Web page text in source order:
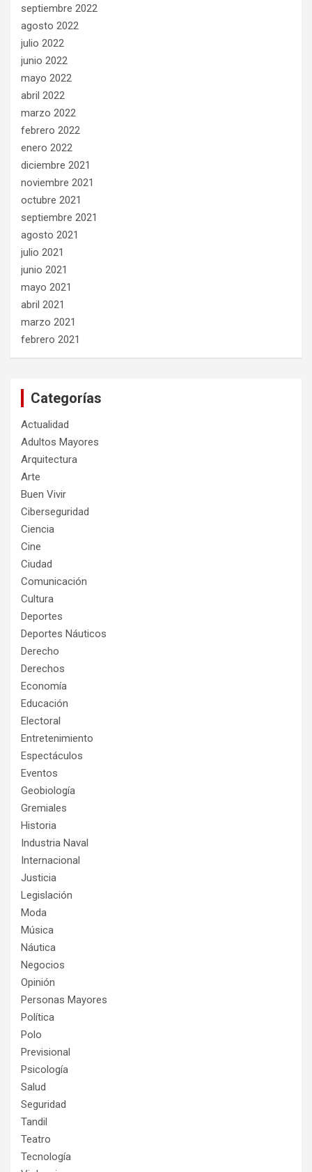
septiembre 2022
agosto 2022
julio 2022
junio 2022
mayo 2022
abril 2022
marzo 2022
febrero 2022
enero 2022
diciembre 2021
noviembre 2021
octubre 2021
septiembre 2021
agosto 2021
julio 2021
junio 2021
mayo 2021
abril 2021
marzo 2021
febrero 2021
Categorías
Actualidad
Adultos Mayores
Arquitectura
Arte
Buen Vivir
Ciberseguridad
Ciencia
Cine
Ciudad
Comunicación
Cultura
Deportes
Deportes Náuticos
Derecho
Derechos
Economía
Educación
Electoral
Entretenimiento
Espectáculos
Eventos
Geobiología
Gremiales
Historia
Industria Naval
Internacional
Justicia
Legislación
Moda
Música
Náutica
Negocios
Opinión
Personas Mayores
Política
Polo
Previsional
Psicología
Salud
Seguridad
Tandil
Teatro
Tecnología